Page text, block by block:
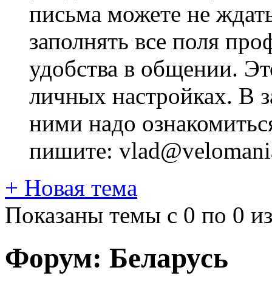
письма можете не
заполнять все поля
удобства в общении.
личных настройках. В
ними надо
пишите:
+ Новая тема
Показаны темы с 0 по 0
Форум: Беларусь